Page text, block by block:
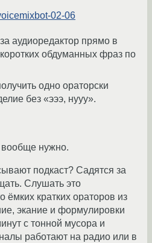
02-06
аудиоредактор прямо в
обдуманных фраз по
одно ораторски
без «эээ, нууу».
нужно.
подкаст? Садятся за
Слушать это
ёмких кратких ораторов из
экание и формулировки
с тонной мусора и
работают на радио или в